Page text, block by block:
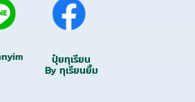
ปุ๋ยทุเรียน
By ทุเรียนยิ้ม